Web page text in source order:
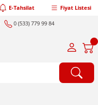
E-Tahsilat Fiyat Listesi
0 (533) 779 99 84